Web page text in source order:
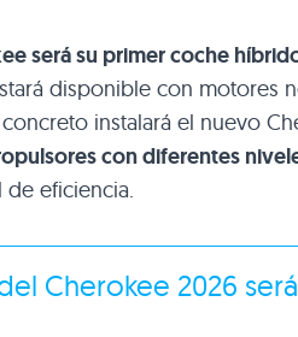
será su primer coche
disponible con motores
instalará el nuevo
con diferentes
eficiencia.
Cherokee 2026